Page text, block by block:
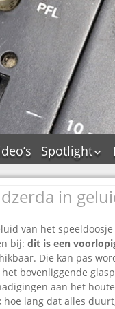
Spotlight
De
wie zijn de
Dallas
De
Ferry Maat
Ferry Maat
in
van het
bij: dit is een
Die kan pas
bovenliggende
aan het
lang dat alles